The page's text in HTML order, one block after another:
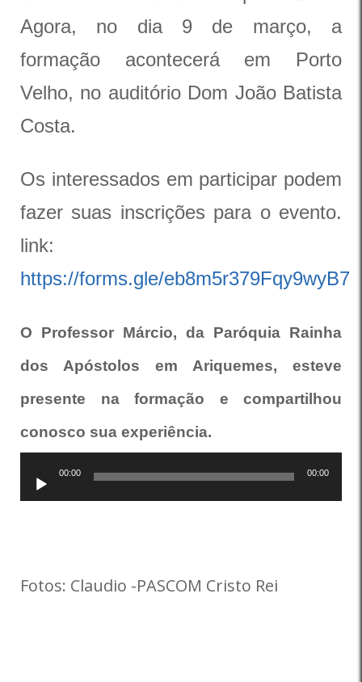
Agora, no dia 9 de março, a
formação acontecerá em Porto
Velho, no auditório Dom João Batista
Costa.
Os interessados em participar podem
fazer suas inscrições para o evento.
link:
https://forms.gle/eb8m5r379Fqy9wyB7
O Professor Márcio, da Paróquia Rainha
dos Apóstolos em Ariquemes, esteve
presente na formação e compartilhou
conosco sua experiência.
Tocador
de
00:00 00:00
Fotos: Claudio -PASCOM Cristo Rei